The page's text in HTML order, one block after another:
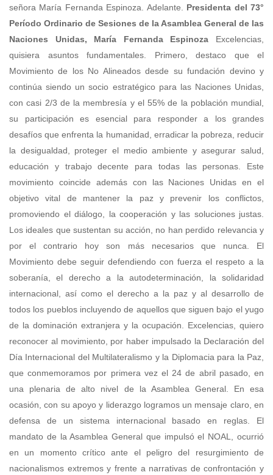
señora María Fernanda Espinoza. Adelante. Presidenta del 73°
Período Ordinario de Sesiones de la Asamblea General de las
Naciones Unidas, María Fernanda Espinoza Excelencias,
quisiera asuntos fundamentales. Primero, destaco que el
Movimiento de los No Alineados desde su fundación devino y
continúa siendo un socio estratégico para las Naciones Unidas,
con casi 2/3 de la membresía y el 55% de la población mundial,
su participación es esencial para responder a los grandes
desafíos que enfrenta la humanidad, erradicar la pobreza, reducir
la desigualdad, proteger el medio ambiente y asegurar salud,
educación y trabajo decente para todas las personas. Este
movimiento coincide además con las Naciones Unidas en el
objetivo vital de mantener la paz y prevenir los conflictos,
promoviendo el diálogo, la cooperación y las soluciones justas.
Los ideales que sustentan su acción, no han perdido relevancia y
por el contrario hoy son más necesarios que nunca. El
Movimiento debe seguir defendiendo con fuerza el respeto a la
soberanía, el derecho a la autodeterminación, la solidaridad
internacional, así como el derecho a la paz y al desarrollo de
todos los pueblos incluyendo de aquellos que siguen bajo el yugo
de la dominación extranjera y la ocupación. Excelencias, quiero
reconocer al movimiento, por haber impulsado la Declaración del
Día Internacional del Multilateralismo y la Diplomacia para la Paz,
que conmemoramos por primera vez el 24 de abril pasado, en
una plenaria de alto nivel de la Asamblea General. En esa
ocasión, con su apoyo y liderazgo logramos un mensaje claro, en
defensa de un sistema internacional basado en reglas. El
mandato de la Asamblea General que impulsó el NOAL, ocurrió
en un momento crítico ante el peligro del resurgimiento de
nacionalismos extremos y frente a narrativas de confrontación y